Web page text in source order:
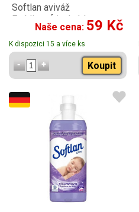
Softlan aviváž
Fruhlingsfrisch 1 l
Naše cena: 59 Kč
K dispozici 15 a více ks
Koupit